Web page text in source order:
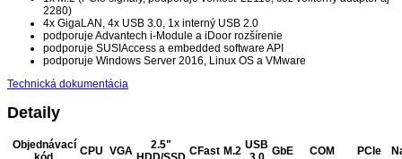
2280)
4x GigaLAN, 4x USB 3.0, 1x interný USB 2.0
podporuje Advantech i-Module a iDoor rozšírenie
podporuje SUSIAccess a embedded software API
podporuje Windows Server 2016, Linux OS a VMware
Technická dokumentácia
Detaily
Objednávací CPU VGA
2.5"
CFast M.2 USB GbE COM PCIe